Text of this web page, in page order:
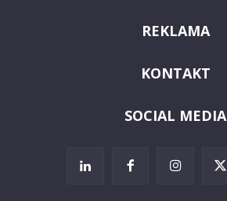
REKLAMA
KONTAKT
SOCIAL MEDIA